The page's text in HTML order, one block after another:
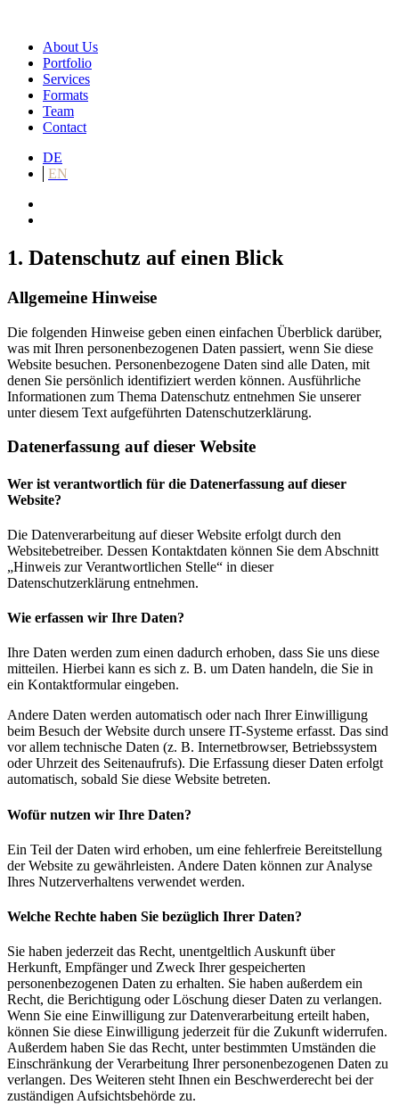
About Us
Portfolio
Services
Formats
Team
Contact
DE
EN
1. Datenschutz auf einen Blick
Allgemeine Hinweise
Die folgenden Hinweise geben einen einfachen Überblick darüber,
was mit Ihren personenbezogenen Daten passiert, wenn Sie diese
Website besuchen. Personenbezogene Daten sind alle Daten, mit
denen Sie persönlich identifiziert werden können. Ausführliche
Informationen zum Thema Datenschutz entnehmen Sie unserer
unter diesem Text aufgeführten Datenschutzerklärung.
Datenerfassung auf dieser Website
Wer ist verantwortlich für die Datenerfassung auf dieser
Website?
Die Datenverarbeitung auf dieser Website erfolgt durch den
Websitebetreiber. Dessen Kontaktdaten können Sie dem Abschnitt
„Hinweis zur Verantwortlichen Stelle“ in dieser
Datenschutzerklärung entnehmen.
Wie erfassen wir Ihre Daten?
Ihre Daten werden zum einen dadurch erhoben, dass Sie uns diese
mitteilen. Hierbei kann es sich z. B. um Daten handeln, die Sie in
ein Kontaktformular eingeben.
Andere Daten werden automatisch oder nach Ihrer Einwilligung
beim Besuch der Website durch unsere IT-Systeme erfasst. Das sind
vor allem technische Daten (z. B. Internetbrowser, Betriebssystem
oder Uhrzeit des Seitenaufrufs). Die Erfassung dieser Daten erfolgt
automatisch, sobald Sie diese Website betreten.
Wofür nutzen wir Ihre Daten?
Ein Teil der Daten wird erhoben, um eine fehlerfreie Bereitstellung
der Website zu gewährleisten. Andere Daten können zur Analyse
Ihres Nutzerverhaltens verwendet werden.
Welche Rechte haben Sie bezüglich Ihrer Daten?
Sie haben jederzeit das Recht, unentgeltlich Auskunft über
Herkunft, Empfänger und Zweck Ihrer gespeicherten
personenbezogenen Daten zu erhalten. Sie haben außerdem ein
Recht, die Berichtigung oder Löschung dieser Daten zu verlangen.
Wenn Sie eine Einwilligung zur Datenverarbeitung erteilt haben,
können Sie diese Einwilligung jederzeit für die Zukunft widerrufen.
Außerdem haben Sie das Recht, unter bestimmten Umständen die
Einschränkung der Verarbeitung Ihrer personenbezogenen Daten zu
verlangen. Des Weiteren steht Ihnen ein Beschwerderecht bei der
zuständigen Aufsichtsbehörde zu.